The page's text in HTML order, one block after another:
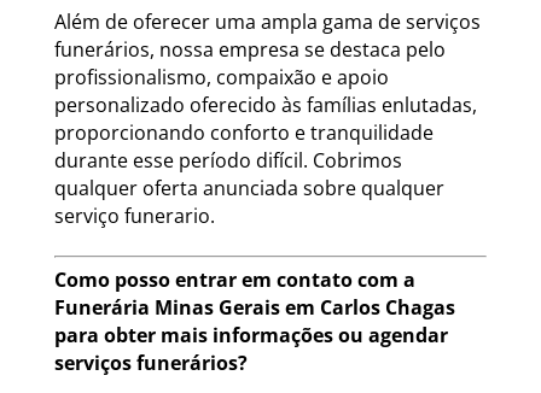
Além de oferecer uma ampla gama de serviços
funerários, nossa empresa se destaca pelo
profissionalismo, compaixão e apoio
personalizado oferecido às famílias enlutadas,
proporcionando conforto e tranquilidade
durante esse período difícil. Cobrimos
qualquer oferta anunciada sobre qualquer
serviço funerario.
Como posso entrar em contato com a
Funerária Minas Gerais em Carlos Chagas
para obter mais informações ou agendar
serviços funerários?